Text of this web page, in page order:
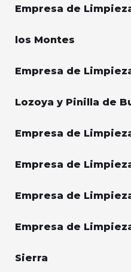
Empresa de
los Montes
Empresa de
Lozoya y Pinilla de
Empresa de
Empresa de
Empresa de
Empresa de
Sierra